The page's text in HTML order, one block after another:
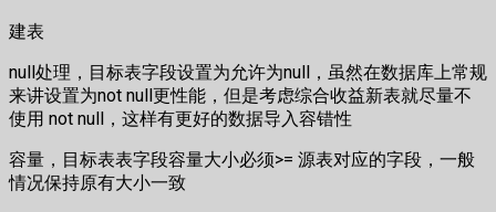
建表
null处理，目标表字段设置为允许为null，虽然在数据库上常规
来讲设置为not null更性能，但是考虑综合收益新表就尽量不
使用 not null，这样有更好的数据导入容错性
容量，目标表表字段容量大小必须>= 源表对应的字段，一般
情况保持原有大小一致